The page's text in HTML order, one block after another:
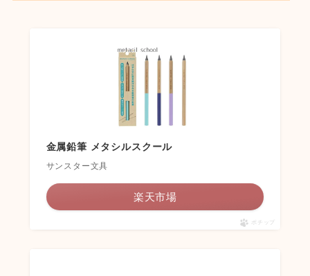
金属鉛筆 メタシルスクール
サンスター文具
楽天市場
ポチップ